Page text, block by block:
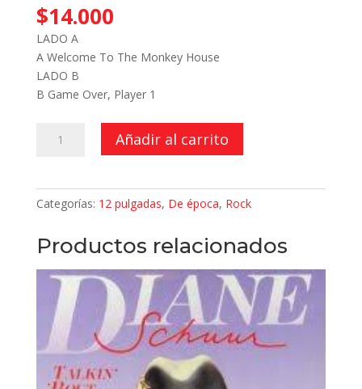
$14.000
LADO A
A Welcome To The Monkey House
LADO B
B Game Over, Player 1
Monkey
House
Single)
Añadir al carrito
Categorías: 12 pulgadas, De época, Rock
Productos relacionados